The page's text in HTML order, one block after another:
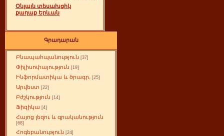
Օնլայն տեսախցիկ
քաղաք Երևան
Գրադարան
Բնապահպանություն [37]
Փիլիսոփայություն [19]
Ինֆորմատիկա և ծրագր. [25]
Արվեստ [22]
Բժշկություն [14]
Ֆիզիկա [4]
Հայոց լեզու և գրականություն
[68]
Հոգեբանություն [24]